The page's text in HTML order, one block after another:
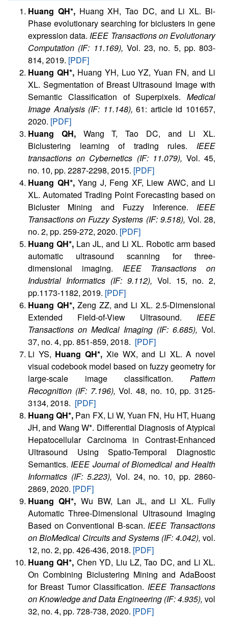
Huang QH*,Huang XH, Tao DC, and Li XL. Bi-
Phase evolutionary searching for biclusters in gene
expression data.IEEE Transactions on Evolutionary
Computation (IF: 11.169), Vol. 23, no. 5, pp. 803-
814, 2019. [PDF]
Huang QH*,Huang YH, Luo YZ, Yuan FN, and Li
XL. Segmentation of Breast Ultrasound Image with
Semantic Classification of Superpixels. Medical
Image Analysis (IF: 11.148),61: article id 101657,
2020. [PDF]
Huang QH,Wang T, Tao DC, and Li XL.
Biclustering learning of trading rules. IEEE
transactions on Cybernetics (IF: 11.079), Vol. 45,
no. 10, pp. 2287-2298, 2015. [PDF]
Huang QH*,Yang J, Feng XF, Liew AWC, and Li
XL. Automated Trading Point Forecasting based on
Bicluster Mining and Fuzzy Inference. IEEE
Transactions on Fuzzy Systems (IF: 9.518), Vol. 28,
no. 2, pp. 259-272, 2020. [PDF]
Huang QH*, Lan JL, and Li XL. Robotic arm based
automatic ultrasound scanning for three-
dimensional imaging. IEEE Transactions on
Industrial Informatics (IF: 9.112), Vol. 15, no. 2,
pp.1173-1182, 2019. [PDF]
Huang QH*,Zeng ZZ, and Li XL. 2.5-Dimensional
Extended Field-of-View Ultrasound. IEEE
Transactions on Medical Imaging (IF: 6.685), Vol.
37, no. 4, pp. 851-859, 2018. [PDF]
Li YS, Huang QH*, Xie WX, and Li XL. A novel
visual codebook model based on fuzzy geometry for
large-scale image classification. Pattern
Recognition (IF: 7.196),Vol. 48, no. 10, pp. 3125-
3134, 2018. [PDF]
Huang QH*, Pan FX, Li W, Yuan FN, Hu HT, Huang
JH, and Wang W*. Differential Diagnosis of Atypical
Hepatocellular Carcinoma in Contrast-Enhanced
Ultrasound Using Spatio-Temporal Diagnostic
Semantics.IEEE Journal of Biomedical and Health
Informatics (IF: 5.223), Vol. 24, no. 10, pp. 2860-
2869, 2020. [PDF]
Huang QH*, Wu BW, Lan JL, and Li XL. Fully
Automatic Three-Dimensional Ultrasound Imaging
Based on Conventional B-scan.IEEE Transactions
on BioMedical Circuits and Systems (IF: 4.042), vol.
12, no. 2, pp. 426-436, 2018. [PDF]
Huang QH*, Chen YD, Liu LZ, Tao DC, and Li XL.
On Combining Biclustering Mining and AdaBoost
for Breast Tumor Classification. IEEE Transactions
on Knowledge and Data Engineering (IF: 4.935), vol
32, no. 4, pp. 728-738, 2020. [PDF]